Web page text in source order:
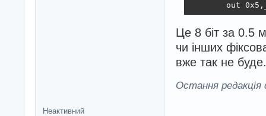
out
Це 8 біт за 0.5
чи інших
вже так не буде.
Остання редакція
Неактивний